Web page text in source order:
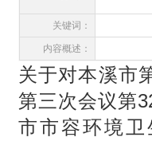
关键词：
内容概述：
关于对本溪市
第三次会议第
市市容环境